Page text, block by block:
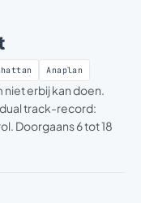
Anaplan
erbij kan doen.
track-record:
Doorgaans 6 tot 18